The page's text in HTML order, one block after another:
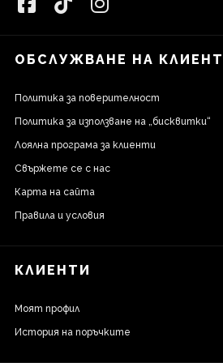
ОБСЛУЖВАНЕ НА
Политика за поверителност
Политика за използване на „бисквитки“
Лоялна програма за клиенти
Свържете се с нас
Карта на сайта
Правила и условия
КЛИЕНТИ
Моят профил
История на поръчките